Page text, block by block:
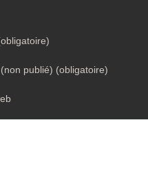
publié) (obligatoire)